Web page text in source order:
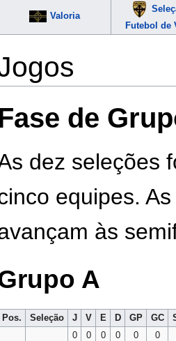
Valoria
Futebol de
de
dez seleções
equipes.
às
A
Pos. Seleção J V E D GP GC
0
0 0 0 0
0